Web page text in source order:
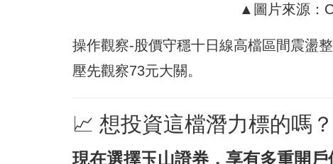
▲圖片來源：
操作觀察-股價守穩十日線高檔區間震盪
壓先觀察73元大關。
📈 想投資這檔潛力標的嗎
現在選擇玉山證券，享有多重開戶